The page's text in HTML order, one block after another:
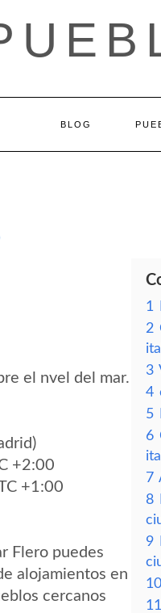
BLOG
el nvel del mar.
+2:00
+1:00
Flero puedes
alojamientos en
cercanos
1
2
3
4
5
6
7
8
9
10
11